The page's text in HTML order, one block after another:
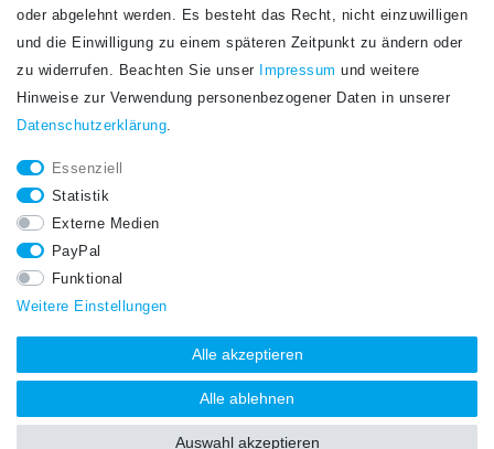
Newsletter
Honig
Hiermit bestätige ich, dass ich dieDaten­schutz­erklärunggelesen habe. Meine
STAY CONNECTED.
oder abgelehnt werden. Es besteht das Recht, nicht einzuwilligen
und die Einwilligung zu einem späteren Zeitpunkt zu ändern oder
zu widerrufen. Beachten Sie unser
Impressum und weitere
Hinweise zur Verwendung personenbezogener Daten in unserer
Daten­schutz­erklärung.
Essenziell
Statistik
Externe Medien
PayPal
Funktional
Weitere Einstellungen
Alle akzeptieren
Alle ablehnen
Auswahl akzeptieren